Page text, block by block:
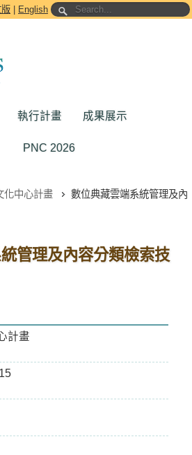
版 English
執行計畫 成果展示
PNC 2026
化中心計畫
數位典藏雲端系統管理及內
管理及內容分類檢索技
計畫